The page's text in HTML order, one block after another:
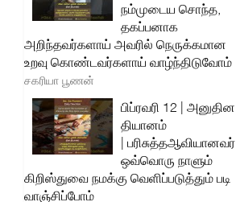
நம்முடைய சொந்த,
தகப்பனாக
அறிந்தவர்களாய் அவரில் நெருக்கமான
உறவு கொண்டவர்களாய் வாழ்ந்திடுவோம்
சகரியா பூணன்
பிப்ரவரி 12 | அனுதின
தியானம்
| பரிசுத்தஆவியானவர்
ஒவ்வொரு நாளும்
கிறிஸ்துவை நமக்கு வெளிப்படுத்தும் படி
வாஞ்சிப்போம்